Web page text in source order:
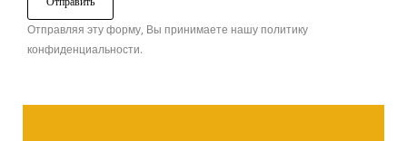
Отправляя эту форму, Вы принимаете нашу политику
конфиденциальности.